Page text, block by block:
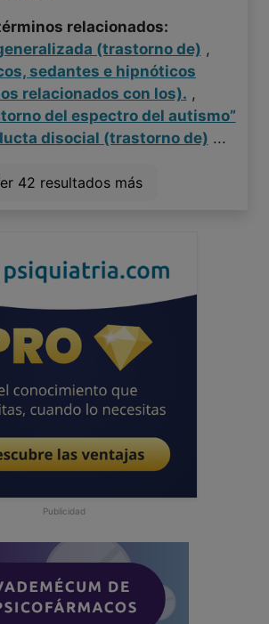
relacionados:
(trastorno de) ,
sedantes e hipnóticos
relacionados con los). ,
del espectro del autismo”
disocial (trastorno de) ...
42 resultados más
Publicidad